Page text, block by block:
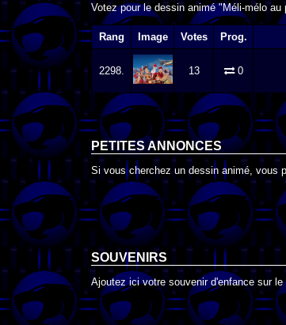
Votez pour le dessin animé "Méli-mélo
Rang Image Votes Prog.
2298. 13 0
PETITES ANNONCES
Si vous cherchez un dessin animé, vous
SOUVENIRS
Ajoutez ici votre souvenir d'enfance sur